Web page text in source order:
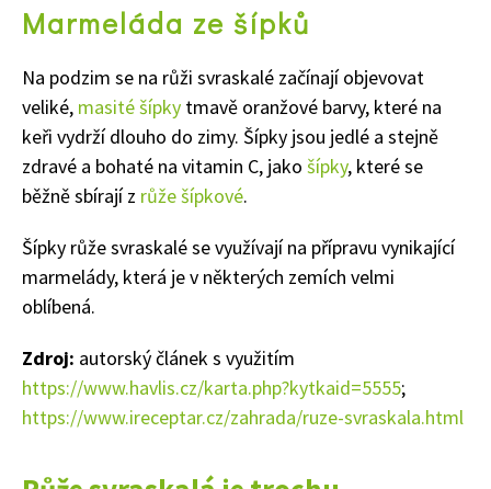
65 Kč
Naše krásná zahrada Speciál
Marmeláda ze šípků
Na podzim se na růži svraskalé začínají objevovat
veliké, masité šípky tmavě oranžové barvy, které na
keři vydrží dlouho do zimy. Šípky jsou jedlé a stejně
zdravé a bohaté na vitamin C, jako šípky, které se
běžně sbírají z růže šípkové.
Šípky růže svraskalé se využívají na přípravu vynikající
marmelády, která je v některých zemích velmi
oblíbená.
Zdroj: autorský článek s využitím
https://www.havlis.cz/karta.php?kytkaid=5555;
https://www.ireceptar.cz/zahrada/ruze-svraskala.html